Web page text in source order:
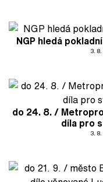
NGP hledá
3.
do 24. 8. /
díla pro
3.